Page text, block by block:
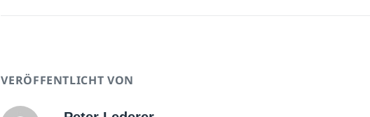
VERÖFFENTLICHT VON